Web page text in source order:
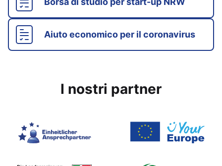
Aiuto economico per il coronavirus
I nostri partner